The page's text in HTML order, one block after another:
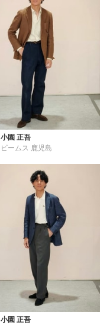
小園 正吾
ビームス 鹿児島
小園 正吾